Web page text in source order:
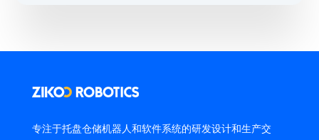
专注于托盘仓储机器人和软件系统的研发设计和生产交